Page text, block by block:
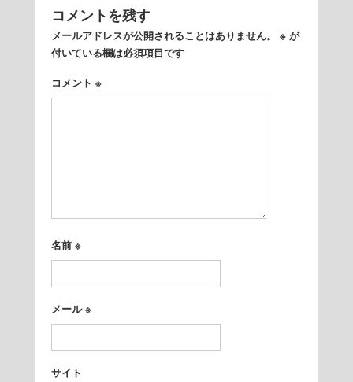
コメントを残す
メールアドレスが公開されることはありません。 ※が
付いている欄は必須項目です
コメント ※
名前 ※
メール※
サイト